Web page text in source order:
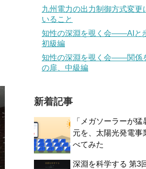
九州電力の出力制御方式変更
いること
知性の深淵を覗く会——AIと
初級編
知性の深淵を覗く会——関係
の扉、中級編
新着記事
「メガソーラーが
元を、太陽光発電事
べてみた
深淵を科学する 第3